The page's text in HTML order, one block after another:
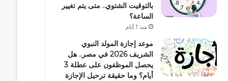
بالتوقيت الشتوي.. متى يتم تغيير
الساعة؟
منذ 7 أيام
موعد إجازة المولد النبوي
الشريف 2026 في مصر.. هل
يحصل الموظفون على عطلة 3
أيام؟ وما حقيقة ترحيل الإجازة